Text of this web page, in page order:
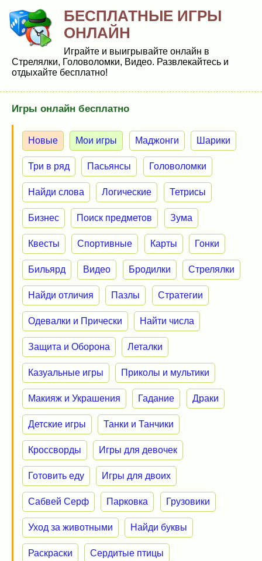
БЕСПЛАТНЫЕ ИГРЫ
ОНЛАЙН
Играйте и выигрывайте онлайн в
Стрелялки, Головоломки, Видео. Развлекайтесь и
отдыхайте бесплатно!
Игры онлайн бесплатно
Новые Мои игры Маджонги Шарики
Три в ряд Пасьянсы Головоломки
Найди слова Логические Тетрисы
Бизнес Поиск предметов Зума
Квесты Спортивные Карты Гонки
Бильярд Видео Бродилки Стрелялки
Найди отличия Пазлы Стратегии
Одевалки и Прически Найти числа
Защита и Оборона Леталки
Казуальные игры Приколы и мультики
Макияж и Украшения Гадание Драки
Детские игры Танки и Танчики
Кроссворды Игры для девочек
Готовить еду Игры для двоих
Сабвей Серф Парковка Грузовики
Уход за животными Найди буквы
Раскраски Сердитые птицы